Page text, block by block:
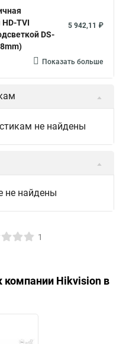
TVI
DS-
5 942,11 ₽
Показать больше
не найдены
не найдены
1
компании Hikvision в